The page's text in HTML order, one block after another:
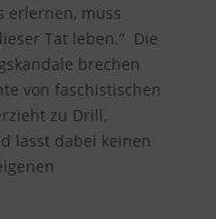
erlernen, muss
Tat leben.“ Die
brechen
von faschistischen
zu Drill,
lässt dabei keinen